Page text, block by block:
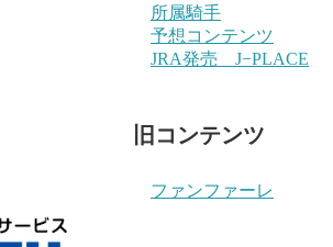
所属騎手
予想コンテンツ
JRA発売 J−PLACE
旧コンテンツ
ファンファーレ